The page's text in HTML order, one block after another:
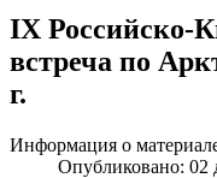
IX Российско-
встреча по
г.
Информация о
Опубликовано: 02